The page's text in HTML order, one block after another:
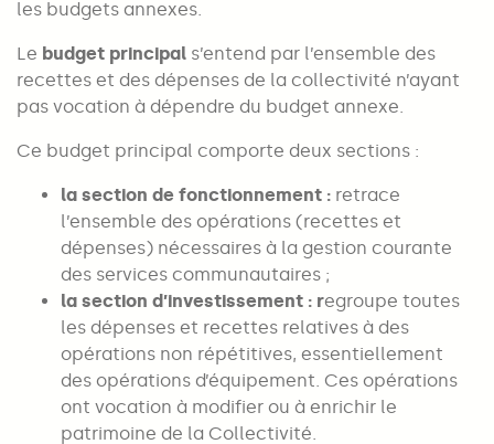
les budgets annexes.
Le budget principal s’entend par l’ensemble des
recettes et des dépenses de la collectivité n’ayant
pas vocation à dépendre du budget annexe.
Ce budget principal comporte deux sections :
la section de fonctionnement : retrace
l’ensemble des opérations (recettes et
dépenses) nécessaires à la gestion courante
des services communautaires ;
la section d’investissement : regroupe toutes
les dépenses et recettes relatives à des
opérations non répétitives, essentiellement
des opérations d’équipement. Ces opérations
ont vocation à modifier ou à enrichir le
patrimoine de la Collectivité.